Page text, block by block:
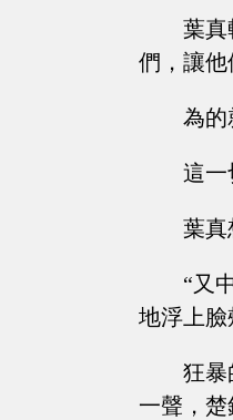
葉真
們，讓
為的
這一
葉真
“又
地浮上臉
狂暴
一聲，